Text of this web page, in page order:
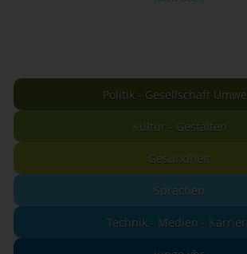
Politik - Gesellschaft
Kultur - Gestalten
Gesundheit
Sprachen
Technik - Medien -